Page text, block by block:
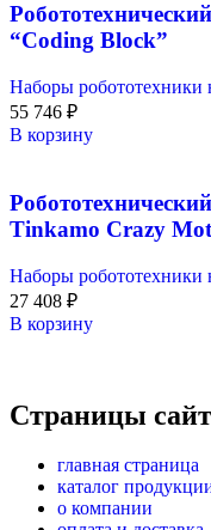
“Coding Block”
Наборы робототехники
55 746 ₽
В корзину
Tinkamo Crazy
Наборы робототехники
27 408 ₽
В корзину
Страницы
главная страница
каталог
о компании